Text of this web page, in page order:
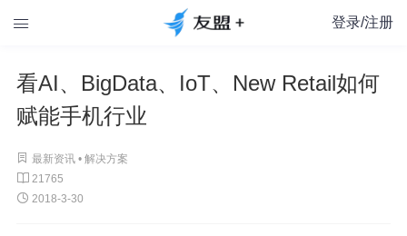
 登录/注册
看AI、BigData、IoT、New Retail如何
赋能手机行业
 最新资讯 • 解决方案
 21765
 2018-3-30